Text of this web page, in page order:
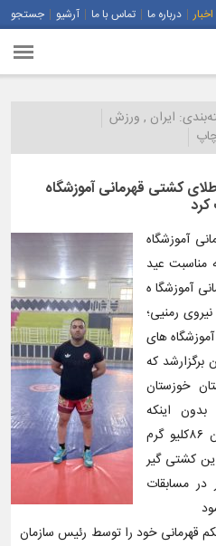
اخبار درباره ما تماس با ما آرشیو جستجو
ایران , ورزش
کشتی قهرمانی آموزشگاه
آموزشگاه
مناسبت عید
آموزشگا ه
رمنیی؛
های
که
خوزستان
اینکه
امتیازی را از دست بدهد در وزن ۸۶کلیو گرم
کشتی گیر
در مسابقات
قهرمانی خود را توسط رئیس سازمان